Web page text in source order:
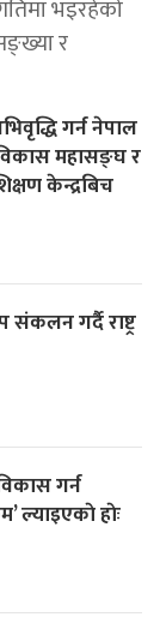
भइरहेको
र
गर्न नेपाल
महासङ्घ र
केन्द्रबिच
संकलन गर्दै राष्ट्र
गर्न
ल्याइएकाे हाेः